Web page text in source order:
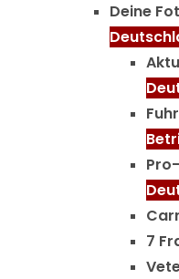
Deine
7